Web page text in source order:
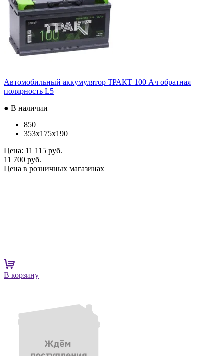
Автомобильный аккумулятор ТРАКТ 100 Ач обратная
полярность L5
● В наличии
850
353x175x190
Цена: 11 115 руб.
11 700 руб.
Цена в розничных магазинах
В корзину